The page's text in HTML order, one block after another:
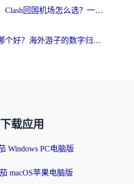
海外党必看：Clash回国机场怎么选？一篇搞定无缝访问国内资源的全攻略
穿梭和松果哪个好？海外游子的数字归乡路，到底该怎么选
下载应用
Windows PC电脑版
macOS苹果电脑版